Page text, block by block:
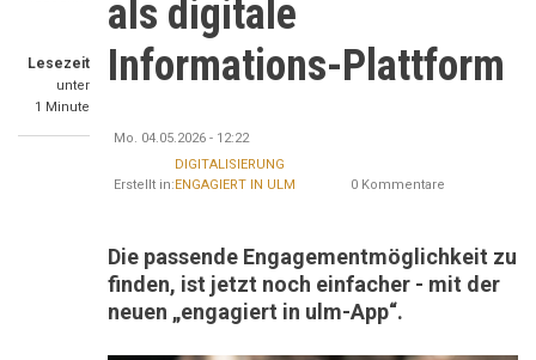
Lesezeit
unter
1 Minute
als digitale
Informations-Plattform
Mo. 04.05.2026 - 12:22
Erstellt in:
DIGITALISIERUNG
ENGAGIERT IN ULM
0 Kommentare
Die passende Engagementmöglichkeit zu
finden, ist jetzt noch einfacher - mit der
neuen „engagiert in ulm-App“.